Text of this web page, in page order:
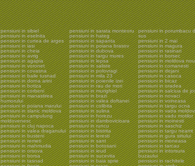
pensiuni in sibiel
pensiuni in eselnita
pensiuni in curtea de arges
pensiuni in iasi
pensiuni in cheia
pensiuni in avrig
pensiuni in agapia
pensiuni in voronet
pensiuni in covasna
pensiuni in baile tusnad
pensiuni in dorna arini
pensiuni in botiza
pensiuni in corbeni
pensiuni in manastirea
humorului
pensiuni in poiana marului
pensiuni in slanic moldova
pensiuni in campulung
moldovenesc
pensiuni in cluj napoca
pensiuni in valea draganului
pensiuni in busteni
pensiuni in remeti
pensiuni in mahmudia
pensiuni in orsova
pensiuni in borsa
pensiuni in tasnad
pensiuni in sarata monteoru
pensiuni in hateg
pensiuni in sapanta
pensiuni in poiana brasov
pensiuni in dubova
pensiuni in targu mures
pensiuni in lepsa
pensiuni in saliste
pensiuni in polovragi
pensiuni in mila 23
pensiuni in poienile izei
pensiuni in rau de mori
pensiuni in murighiol
pensiuni in brazi
pensiuni in valea doftanei
pensiuni in colibita
pensiuni in sulina
pensiuni in horezu
pensiuni in dambovicioara
pensiuni in runcu
pensiuni in bistrita
pensiuni in leresti
pensiuni in sant
pensiuni in botosani
pensiuni in ieud
pensiuni in sucevita
pensiuni in baia sprie
pensiuni in porumbacu
sus
pensiuni in 2 mai
pensiuni in magura
pensiuni in rasinari
pensiuni in borsec
pensiuni in moldova
pensiuni in comanesti
pensiuni in dejani
pensiuni in casoca
pensiuni in bicaz
pensiuni in oradea
pensiuni in salciua de
pensiuni in novaci
pensiuni in voineasa
pensiuni in targu ocna
pensiuni in vatra
pensiuni in vadu motilor
pensiuni in moinesti
pensiuni in saschiz
pensiuni in targu neamt
pensiuni in gura siriului
pensiuni in moneasa
pensiuni in tarcau
pensiuni in intorsura
buzaului
pensiuni in rachitele